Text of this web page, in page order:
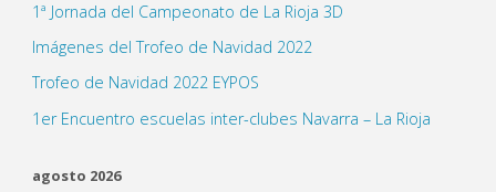
1ª Jornada del Campeonato de La Rioja 3D
Imágenes del Trofeo de Navidad 2022
Trofeo de Navidad 2022 EYPOS
1er Encuentro escuelas inter-clubes Navarra – La Rioja
agosto 2026